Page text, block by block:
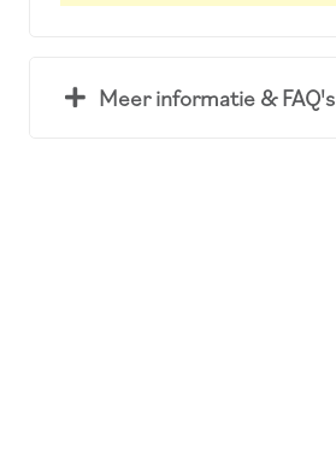
Meer informatie & FAQ's